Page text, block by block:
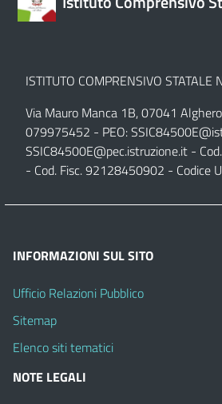
ISTITUTO COMPRENSIVO
Via Mauro Manca 1B, 07041
079975452 - PEO:
SSIC84500E@pec.istruzione.it -
- Cod. Fisc. 92128450902 - Codice
INFORMAZIONI SUL SITO
Ufficio Relazioni Pubblico
Sitemap
Elenco siti tematici
NOTE LEGALI